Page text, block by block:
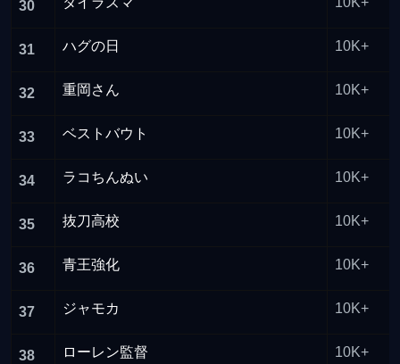
30
31 ハグの日 10K+
32 重岡さん 10K+
33 ベストバウト 10K+
34 ラコちんぬい 10K+
35 抜刀高校 10K+
36 青王強化 10K+
37 ジャモカ 10K+
38 ローレン監督 10K+